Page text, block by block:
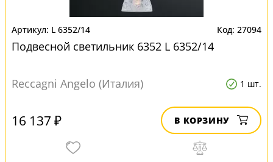
L 6352/14 27094
Подвесной светильник 6352 L 6352/14
Reccagni Angelo (Италия) 1 шт.
16 137 ₽ В КОРЗИНУ